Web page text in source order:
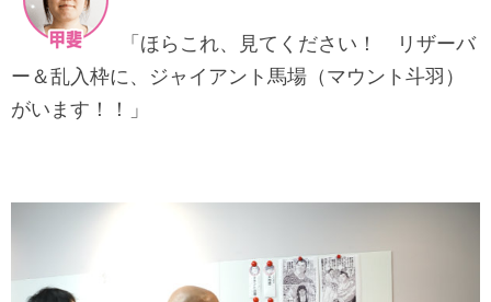
「ほらこれ、見てください！ リザーバ
ー＆乱入枠に、ジャイアント馬場（マウント斗羽）
がいます！！」